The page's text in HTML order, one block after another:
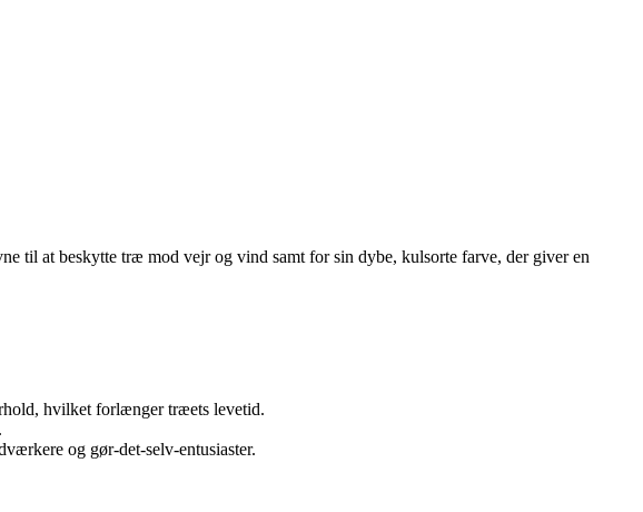
til at beskytte træ mod vejr og vind samt for sin dybe, kulsorte farve, der giver en
hvilket forlænger træets levetid.
og gør-det-selv-entusiaster.